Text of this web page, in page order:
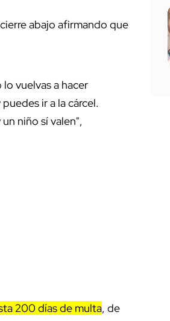
abajo afirmando que
vuelvas a hacer
ir a la cárcel.
niño sí valen",
200 días de multa, de